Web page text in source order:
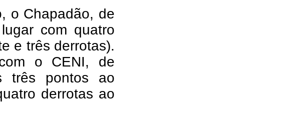
o Chapadão, de
com quatro
e três derrotas).
o CENI, de
três pontos ao
derrotas ao